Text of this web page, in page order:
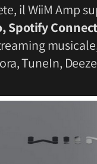
il WiiM Amp
Spotify
TuneIn,